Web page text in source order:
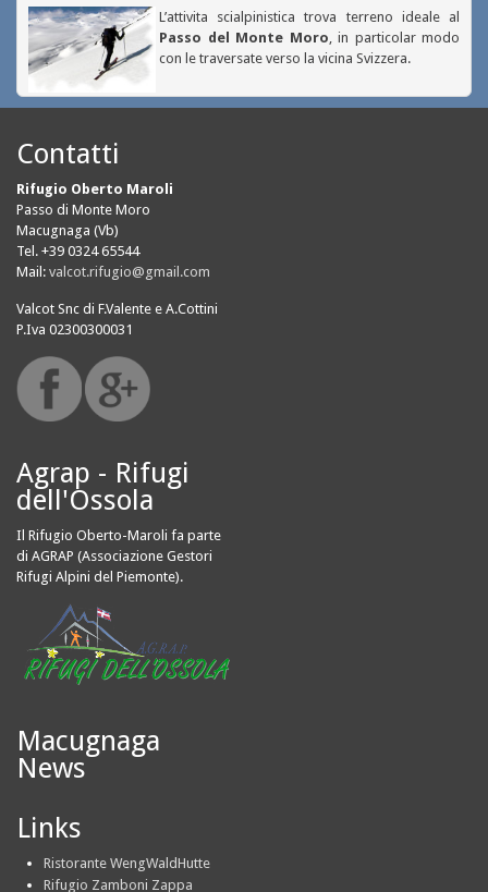
L’attivita scialpinistica trova terreno ideale al
Passo del Monte Moro, in particolar modo
con le traversate verso la vicina Svizzera.
Contatti
Rifugio Oberto Maroli
Passo di Monte Moro
Macugnaga (Vb)
Tel. +39 0324 65544
Mail: valcot.rifugio@gmail.com
Valcot Snc di F.Valente e A.Cottini
P.Iva 02300300031
Agrap - Rifugi
dell'Ossola
Il Rifugio Oberto-Maroli fa parte
di AGRAP (Associazione Gestori
Rifugi Alpini del Piemonte).
Macugnaga
News
Links
Ristorante WengWaldHutte
Rifugio Zamboni Zappa